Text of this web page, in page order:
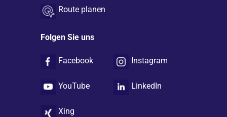
Route planen
Folgen Sie uns
Facebook Instagram
YouTube LinkedIn
Xing